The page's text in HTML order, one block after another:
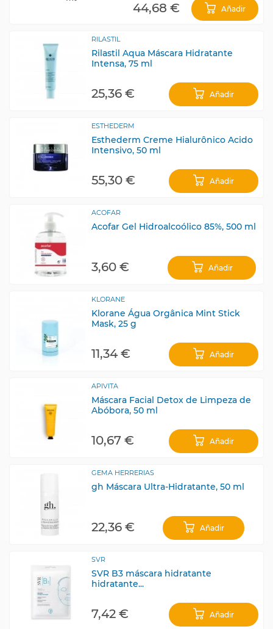
44,68 € Añadir
RILASTIL
Rilastil Aqua Máscara Hidratante
Intensa, 75 ml
25,36 € Añadir
ESTHEDERM
Esthederm Creme Hialurônico Acido
Intensivo, 50 ml
55,30 € Añadir
ACOFAR
Acofar Gel Hidroalcoólico 85%, 500 ml
3,60 € Añadir
KLORANE
Klorane Água Orgânica Mint Stick
Mask, 25 g
11,34 € Añadir
APIVITA
Máscara Facial Detox de Limpeza de
Abóbora, 50 ml
10,67 € Añadir
GEMA HERRERIAS
gh Máscara Ultra-Hidratante, 50 ml
22,36 € Añadir
SVR
SVR B3 máscara hidratante
hidratante...
7,42 € Añadir